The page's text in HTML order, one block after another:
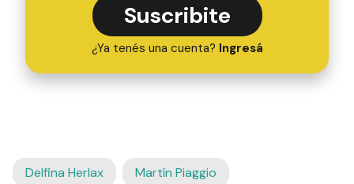
Suscribite
¿Ya tenés una cuenta? Ingresá
Delfina Herlax Martín Piaggio